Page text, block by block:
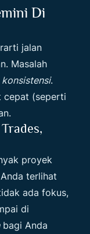
Di
jalan
Masalah
konsistensi.
cepat (seperti
proyek
terlihat
ada fokus,
di
bagi Anda